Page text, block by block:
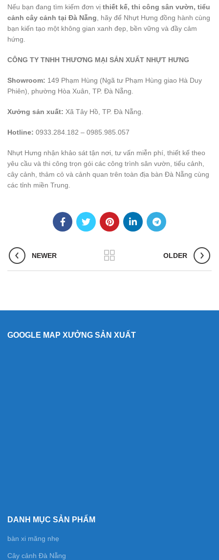
Nếu bạn đang tìm kiếm đơn vị thiết kế, thi công sân vườn, tiểu
cảnh cây cảnh tại Đà Nẵng , hãy để Nhựt Hưng đồng hành cùng
bạn kiến tạo một không gian xanh đẹp, bền vững và đầy cảm
hứng.
CÔNG TY TNHH THƯƠNG MẠI SẢN XUẤT NHỰT HƯNG
Showroom: 149 Phạm Hùng (Ngã tư Phạm Hùng giao Hà Duy
Phiên), phường Hòa Xuân, TP. Đà Nẵng.
Xưởng sản xuất: Xã Tây Hồ, TP. Đà Nẵng.
Hotline: 0933.284.182 – 0985.985.057
Nhựt Hưng nhận khảo sát tận nơi, tư vấn miễn phí, thiết kế theo
yêu cầu và thi công trọn gói các công trình sân vườn, tiểu cảnh,
cây cảnh, thảm cỏ và cảnh quan trên toàn địa bàn Đà Nẵng cùng
các tỉnh miền Trung.
NEWER OLDER
GOOGLE MAP XƯỞNG SẢN XUẤT
DANH MỤC SẢN PHẨM
bàn xi măng nhẹ
Cây cảnh Đà Nẵng